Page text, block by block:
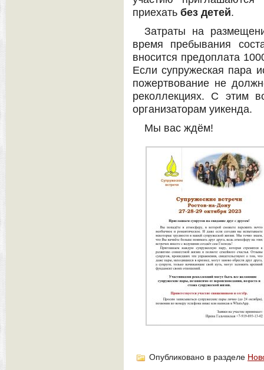
приехать без детей.
Затраты на
время пребывания
вносится предоплата
Если супружеская пара
пожертвование не
реколлекциях. С этим
организаторам уикенда.
Мы вас ждём!
Опубликовано в разделе